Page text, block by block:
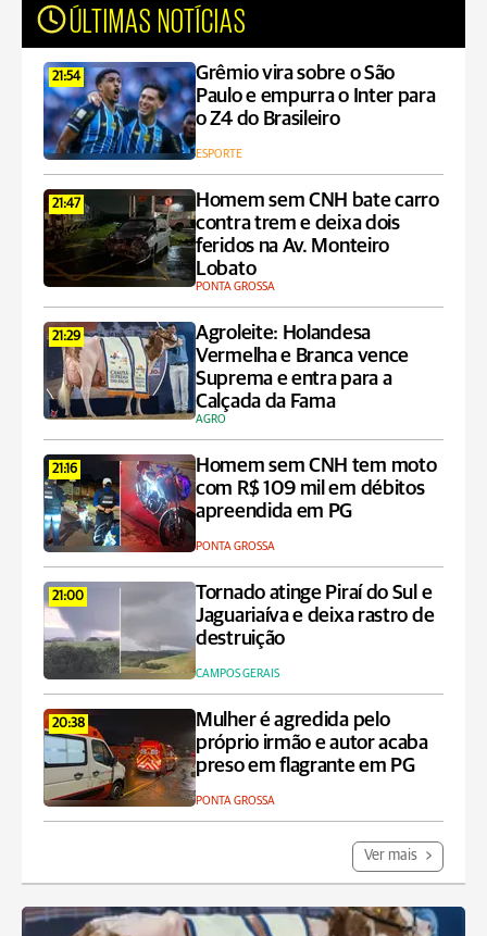
ÚLTIMAS NOTÍCIAS
21:54
Grêmio vira sobre o São
Paulo e empurra o Inter para
o Z4 do Brasileiro
ESPORTE
21:47
Homem sem CNH bate carro
contra trem e deixa dois
feridos na Av. Monteiro
Lobato
PONTA GROSSA
21:29
Agroleite: Holandesa
Vermelha e Branca vence
Suprema e entra para a
Calçada da Fama
AGRO
21:16
Homem sem CNH tem moto
com R$ 109 mil em débitos
apreendida em PG
PONTA GROSSA
21:00
Tornado atinge Piraí do Sul e
Jaguariaíva e deixa rastro de
destruição
CAMPOS GERAIS
20:38
Mulher é agredida pelo
próprio irmão e autor acaba
preso em flagrante em PG
PONTA GROSSA
Ver mais